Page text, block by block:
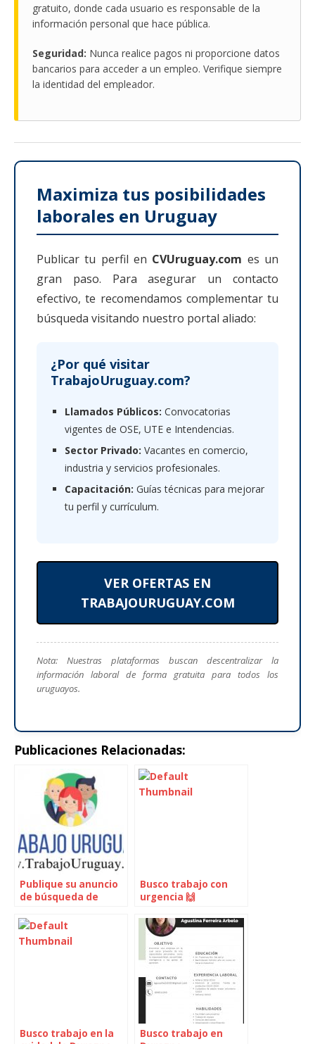
gratuito, donde cada usuario es responsable de la
información personal que hace pública.
Seguridad: Nunca realice pagos ni proporcione datos
bancarios para acceder a un empleo. Verifique siempre
la identidad del empleador.
Maximiza tus posibilidades
laborales en Uruguay
Publicar tu perfil en CVUruguay.com es un
gran paso. Para asegurar un contacto
efectivo, te recomendamos complementar tu
búsqueda visitando nuestro portal aliado:
¿Por qué visitar
TrabajoUruguay.com?
Llamados Públicos: Convocatorias
vigentes de OSE, UTE e Intendencias.
Sector Privado: Vacantes en comercio,
industria y servicios profesionales.
Capacitación: Guías técnicas para mejorar
tu perfil y currículum.
VER OFERTAS EN
TRABAJOURUGUAY.COM
Nota: Nuestras plataformas buscan descentralizar la
información laboral de forma gratuita para todos los
uruguayos.
Publicaciones Relacionadas:
Publique su anuncio
de búsqueda de
Busco trabajo con
urgencia 🙌
Busco trabajo en la
Busco trabajo en